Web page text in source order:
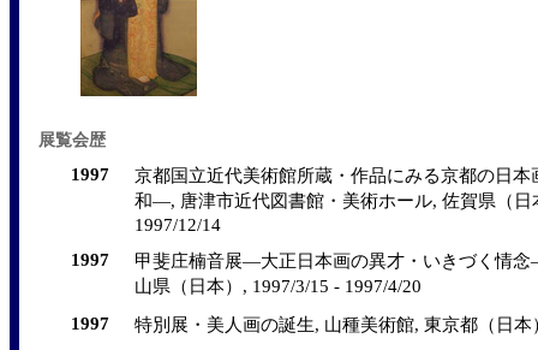
展覧会歴
1997
京都国立近代美術館所蔵・作品にみる京都の日
和―, 唐津市近代図書館・美術ホール, 佐賀県（日
1997/12/14
1997
甲斐庄楠音展―大正日本画の異才・いきづく情
山県（日本）, 1997/3/15 - 1997/4/20
1997
特別展・美人画の誕生, 山種美術館, 東京都（日本